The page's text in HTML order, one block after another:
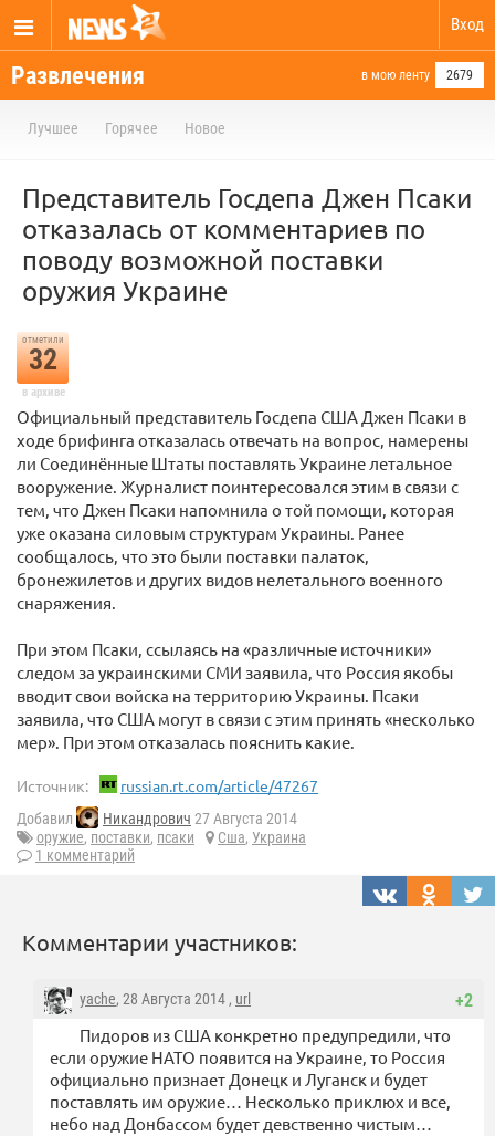
Вход
Развлечения в мою ленту 2679
Лучшее Горячее Новое
Представитель Госдепа Джен Псаки
отказалась от комментариев по
поводу возможной поставки
оружия Украине
отметили
32
в архиве
Официальный представитель Госдепа США Джен Псаки в
ходе брифинга отказалась отвечать на вопрос, намерены
ли Соединённые Штаты поставлять Украине летальное
вооружение. Журналист поинтересовался этим в связи с
тем, что Джен Псаки напомнила о той помощи, которая
уже оказана силовым структурам Украины. Ранее
сообщалось, что это были поставки палаток,
бронежилетов и других видов нелетального военного
снаряжения.
При этом Псаки, ссылаясь на «различные источники»
следом за украинскими СМИ заявила, что Россия якобы
вводит свои войска на территорию Украины. Псаки
заявила, что США могут в связи с этим принять «несколько
мер». При этом отказалась пояснить какие.
Источник: russian.rt.com/article/47267
Добавил Никандрович 27 Августа 2014
оружие, поставки, псаки Сша, Украина
1 комментарий
Комментарии участников:
+2
yache, 28 Августа 2014 , url
Пидоров из США конкретно предупредили, что
если оружие НАТО появится на Украине, то Россия
официально признает Донецк и Луганск и будет
поставлять им оружие… Несколько приклюх и все,
небо над Донбассом будет девственно чистым…